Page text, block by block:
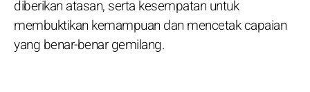
diberikan atasan, serta kesempatan untuk
membuktikan kemampuan dan mencetak capaian
yang benar-benar gemilang.